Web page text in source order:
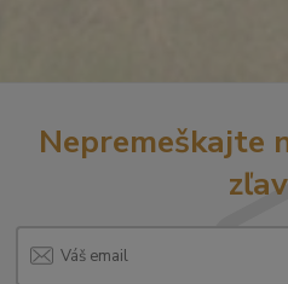
Nepremeškajte